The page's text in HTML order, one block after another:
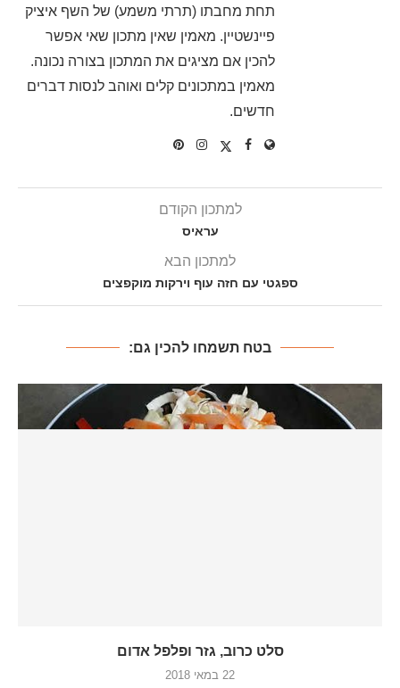
תחת מחבתו (תרתי משמע) של השף איציק
פיינשטיין. מאמין שאין מתכון שאי אפשר
להכין אם מציגים את המתכון בצורה נכונה.
מאמין במתכונים קלים ואוהב לנסות דברים
חדשים.
למתכון הקודם
עראיס
למתכון הבא
ספגטי עם חזה עוף וירקות מוקפצים
בטח תשמחו להכין גם:
סלט כרוב, גזר ופלפל אדום
22 במאי 2018